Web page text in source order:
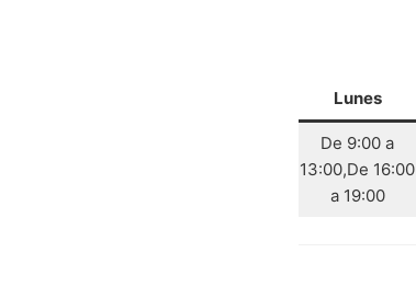
Lunes
De 9:00 a
13:00,De 16:00
a 19:00